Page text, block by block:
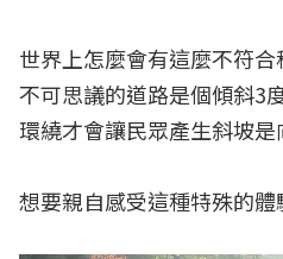
世界上怎麼會有這麼不符
不可思議的道路是個傾斜3
環繞才會讓民眾產生斜坡是
想要親自感受這種特殊的體